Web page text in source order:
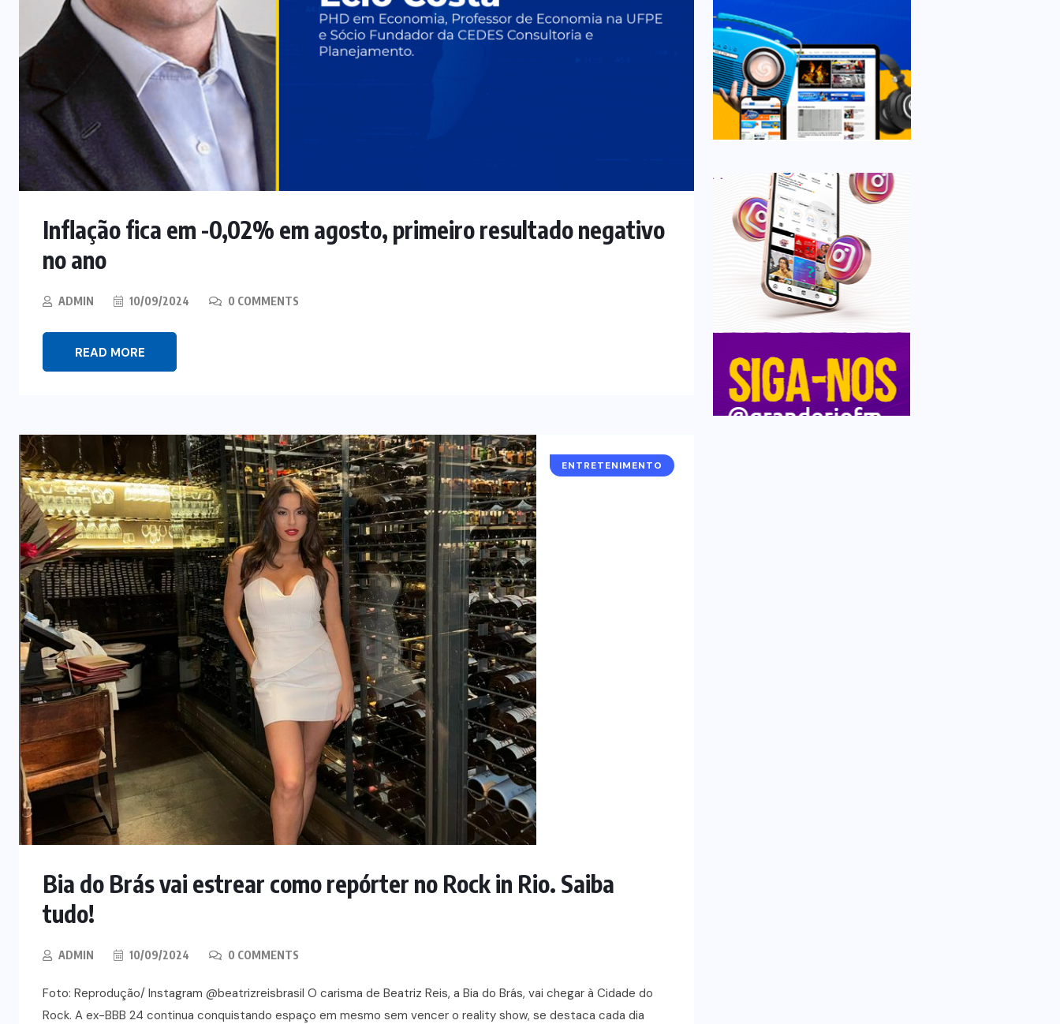
Inflação fica em -0,02% em agosto, primeiro resultado negativo
no ano
ADMIN 10/09/2024 0 COMMENTS
READ MORE
ENTRETENIMENTO
Bia do Brás vai estrear como repórter no Rock in Rio. Saiba
tudo!
ADMIN 10/09/2024 0 COMMENTS
Foto: Reprodução/ Instagram @beatrizreisbrasil O carisma de Beatriz Reis, a Bia do Brás, vai chegar à Cidade do
Rock. A ex-BBB 24 continua conquistando espaço em mesmo sem vencer o reality show, se destaca cada dia